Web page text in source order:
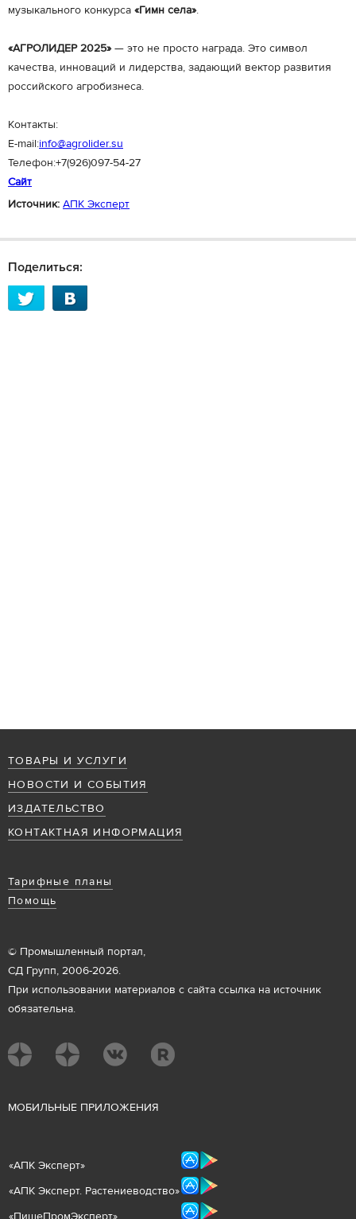
музыкального конкурса «Гимн села».
«АГРОЛИДЕР 2025»— это не просто награда. Это символ
качества, инноваций и лидерства, задающий вектор развития
российского агробизнеса.
Контакты:
E-mail:info@agrolider.su
Телефон:+7(926)097-54-27
Сайт
Источник: АПК Эксперт
Поделиться:
ТОВАРЫ И УСЛУГИ
НОВОСТИ И СОБЫТИЯ
ИЗДАТЕЛЬСТВО
КОНТАКТНАЯ ИНФОРМАЦИЯ
Тарифные планы
Помощь
© Промышленный портал,
СД Групп, 2006-2026.
При использовании материалов с сайта ссылка на источник
обязательна.
МОБИЛЬНЫЕ ПРИЛОЖЕНИЯ
«АПК Эксперт»
«АПК Эксперт. Растениеводство»